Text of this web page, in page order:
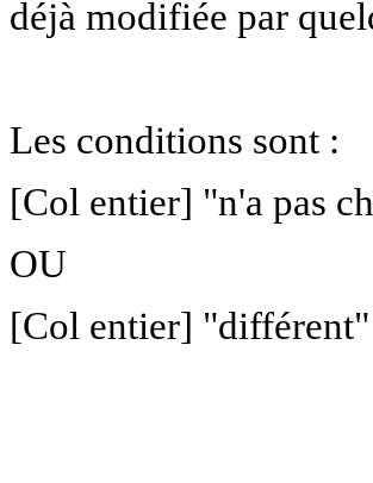
déjà modifiée par
Les conditions sont :
[Col entier] "n'a pas
OU
[Col entier] "différent"